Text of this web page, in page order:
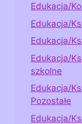
Edukacja/
Edukacja/
Edukacja/
Edukacja/
szkolne
Edukacja/
Pozostałe
Edukacja/